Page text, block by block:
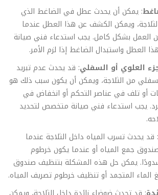
: يمكن أن يحدث عطل في الضاغط الذي
ويمكن الكشف عن هذا العطل عندما
العمل بشكل كامل. يجب استدعاء فني صيانة
العطل واستبدال الضاغط إذا لزم الأمر.
العلوي أو السفلي: قد يحدث عدم تبريد
من الثلاجة، ويمكن أن يكون سبب ذلك هو
أو تلف في عناصر التحكم أو انخفاض في
يجب استدعاء فني صيانة متخصص لتحديد
: قد يحدث تسرب المياه داخل الثلاجة عندما
جمع المياه أو عندما يكون خرطوم
يمكن حل هذه المشكلة بتنظيف صندوق
الماء المتجمد أو تنظيف خرطوم تصريف المياه.